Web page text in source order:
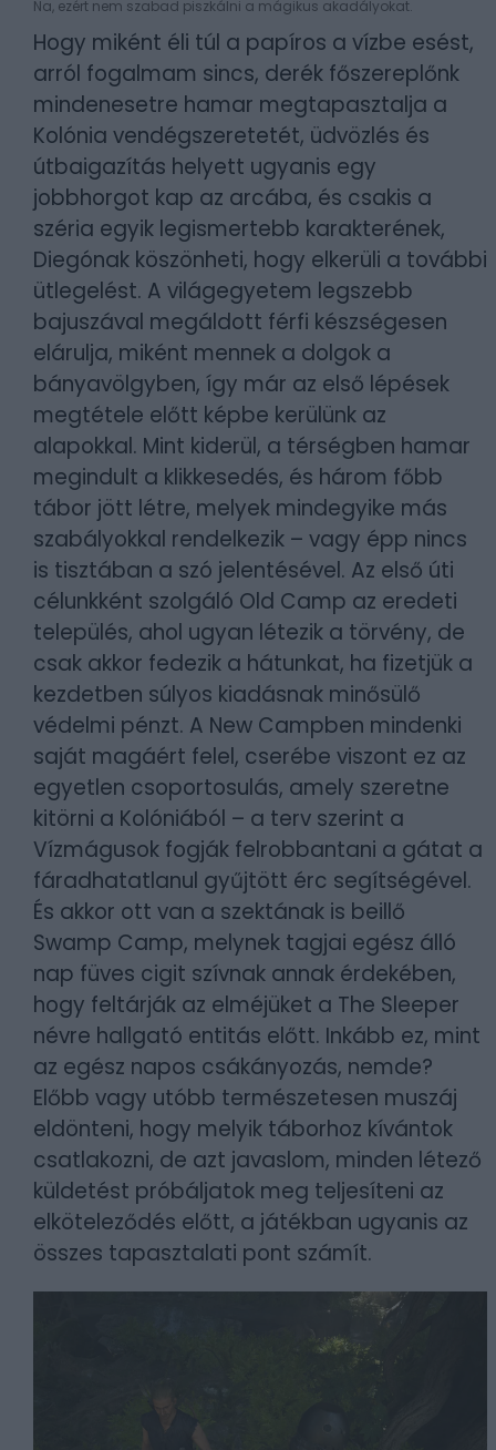
Na, ezért nem szabad piszkálni a mágikus akadályokat.
Hogy miként éli túl a papíros a vízbe esést,
arról fogalmam sincs, derék főszereplőnk
mindenesetre hamar megtapasztalja a
Kolónia vendégszeretetét, üdvözlés és
útbaigazítás helyett ugyanis egy
jobbhorgot kap az arcába, és csakis a
széria egyik legismertebb karakterének,
Diegónak köszönheti, hogy elkerüli a további
ütlegelést. A világegyetem legszebb
bajuszával megáldott férfi készségesen
elárulja, miként mennek a dolgok a
bányavölgyben, így már az első lépések
megtétele előtt képbe kerülünk az
alapokkal. Mint kiderül, a térségben hamar
megindult a klikkesedés, és három főbb
tábor jött létre, melyek mindegyike más
szabályokkal rendelkezik – vagy épp nincs
is tisztában a szó jelentésével. Az első úti
célunkként szolgáló Old Camp az eredeti
település, ahol ugyan létezik a törvény, de
csak akkor fedezik a hátunkat, ha fizetjük a
kezdetben súlyos kiadásnak minősülő
védelmi pénzt. A New Campben mindenki
saját magáért felel, cserébe viszont ez az
egyetlen csoportosulás, amely szeretne
kitörni a Kolóniából – a terv szerint a
Vízmágusok fogják felrobbantani a gátat a
fáradhatatlanul gyűjtött érc segítségével.
És akkor ott van a szektának is beillő
Swamp Camp, melynek tagjai egész álló
nap füves cigit szívnak annak érdekében,
hogy feltárják az elméjüket a The Sleeper
névre hallgató entitás előtt. Inkább ez, mint
az egész napos csákányozás, nemde?
Előbb vagy utóbb természetesen muszáj
eldönteni, hogy melyik táborhoz kívántok
csatlakozni, de azt javaslom, minden létező
küldetést próbáljatok meg teljesíteni az
elköteleződés előtt, a játékban ugyanis az
összes tapasztalati pont számít.